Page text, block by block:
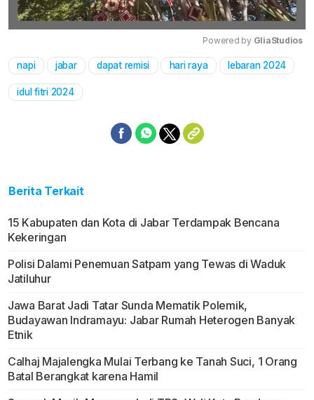
Mute
Powered by GliaStudios
napi jabar dapat remisi hari raya lebaran 2024
idul fitri 2024
Berita Terkait
15 Kabupaten dan Kota di Jabar Terdampak Bencana
Kekeringan
Polisi Dalami Penemuan Satpam yang Tewas di Waduk
Jatiluhur
Jawa Barat Jadi Tatar Sunda Mematik Polemik,
Budayawan Indramayu: Jabar Rumah Heterogen Banyak
Etnik
Calhaj Majalengka Mulai Terbang ke Tanah Suci, 1 Orang
Batal Berangkat karena Hamil